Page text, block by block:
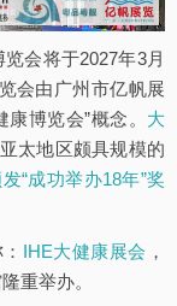
会将于2027年3月
会由广州市亿帆展
博览会”概念。 大
太地区颇具规模的
“成功举办18年”奖
IHE大健康展会 ，
重举办。